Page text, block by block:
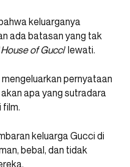
keluarganya
ada batasan yang tak
House of Gucci‘ lewati.
pernyataan
apa yang sutradara
film.
keluarga Gucci di
bebal, dan tidak